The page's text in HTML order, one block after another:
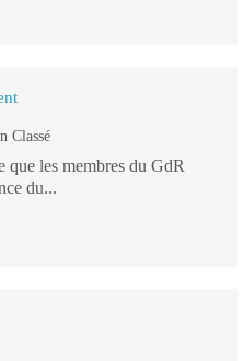
Classé
que les membres du GdR
du...